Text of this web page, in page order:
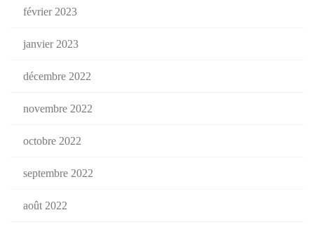
février 2023
janvier 2023
décembre 2022
novembre 2022
octobre 2022
septembre 2022
août 2022